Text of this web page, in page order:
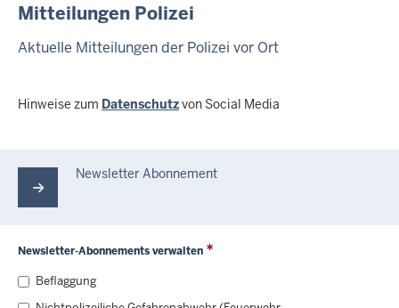
Mitteilungen Polizei
Aktuelle Mitteilungen der Polizei vor Ort
Hinweise zum Datenschutzvon Social Media
Newsletter Abonnement
Newsletter-Abonnements verwalten
Beflaggung